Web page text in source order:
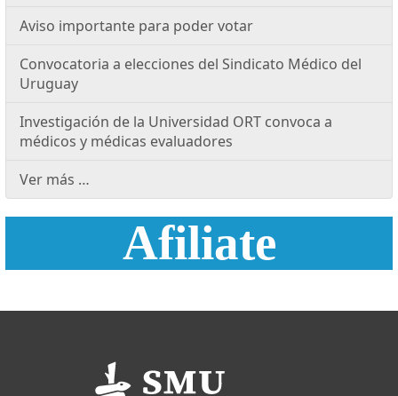
Aviso importante para poder votar
Convocatoria a elecciones del Sindicato Médico del
Uruguay
Investigación de la Universidad ORT convoca a
médicos y médicas evaluadores
Ver más …
Afiliate